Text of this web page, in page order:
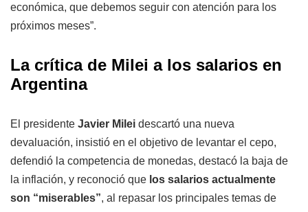
económica, que debemos seguir con atención para los
próximos meses”.
La crítica de Milei a los salarios en
Argentina
El presidente Javier Milei descartó una nueva
devaluación, insistió en el objetivo de levantar el cepo,
defendió la competencia de monedas, destacó la baja de
la inflación, y reconoció que los salarios actualmente
son “miserables”, al repasar los principales temas de